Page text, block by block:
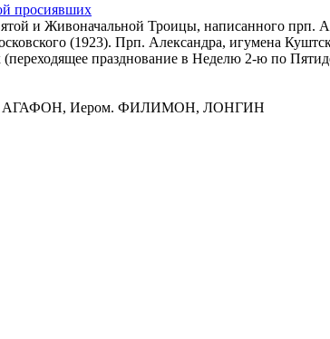
просиявших
и Живоначальной Троицы, написанного
(1923). Прп. Александра, игумена
празднование в Неделю 2-ю по
Иером. ФИЛИМОН, ЛОНГИН